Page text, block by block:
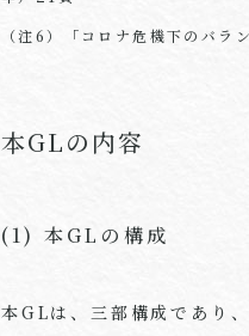
（注6）「コロナ危機下のバ
本GLの内容
(1) 本GLの構成
本GLは、三部構成であり